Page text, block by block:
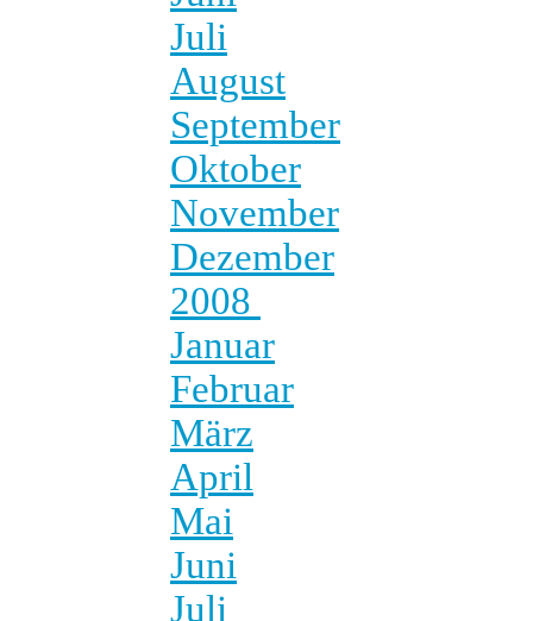
Juli
August
September
Oktober
November
Dezember
2008
Januar
Februar
März
April
Mai
Juni
Juli